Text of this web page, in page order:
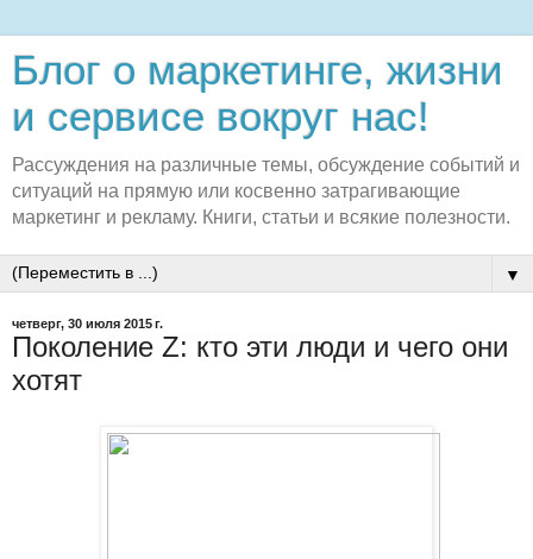
Блог о маркетинге, жизни
и сервисе вокруг нас!
Рассуждения на различные темы, обсуждение событий и
ситуаций на прямую или косвенно затрагивающие
маркетинг и рекламу. Книги, статьи и всякие полезности.
▼
четверг, 30 июля 2015 г.
Поколение Z: кто эти люди и чего они
хотят